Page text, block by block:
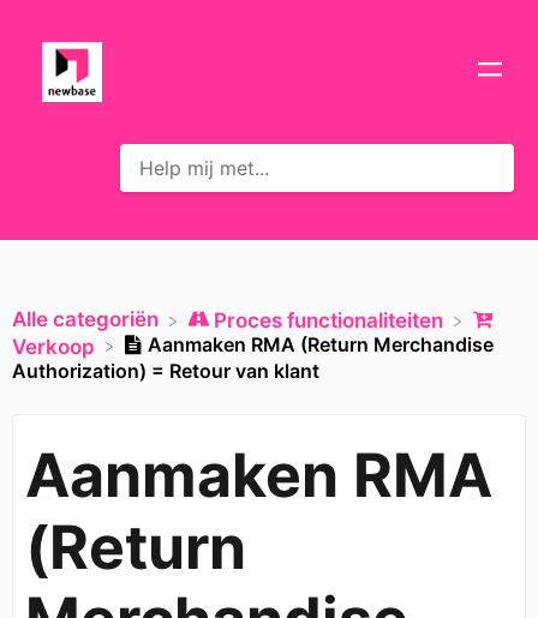
Alle categoriën
​Proces functionaliteiten
​Verkoop
Aanmaken RMA (Return Merchandise
Authorization) = Retour van klant
Aanmaken RMA
(Return